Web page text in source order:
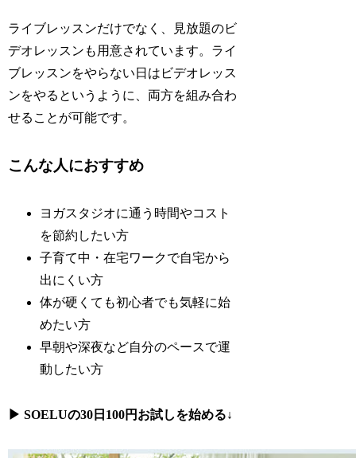
ライブレッスンだけでなく、見放題のビ
デオレッスンも用意されています。ライ
ブレッスンをやらない日はビデオレッス
ンをやるというように、両方を組み合わ
せることが可能です。
こんな人におすすめ
ヨガスタジオに通う時間やコスト
を節約したい方
子育て中・在宅ワークで自宅から
出にくい方
体が硬くても初心者でも気軽に始
めたい方
早朝や深夜など自分のペースで運
動したい方
▶ SOELUの30日100円お試しを始める↓